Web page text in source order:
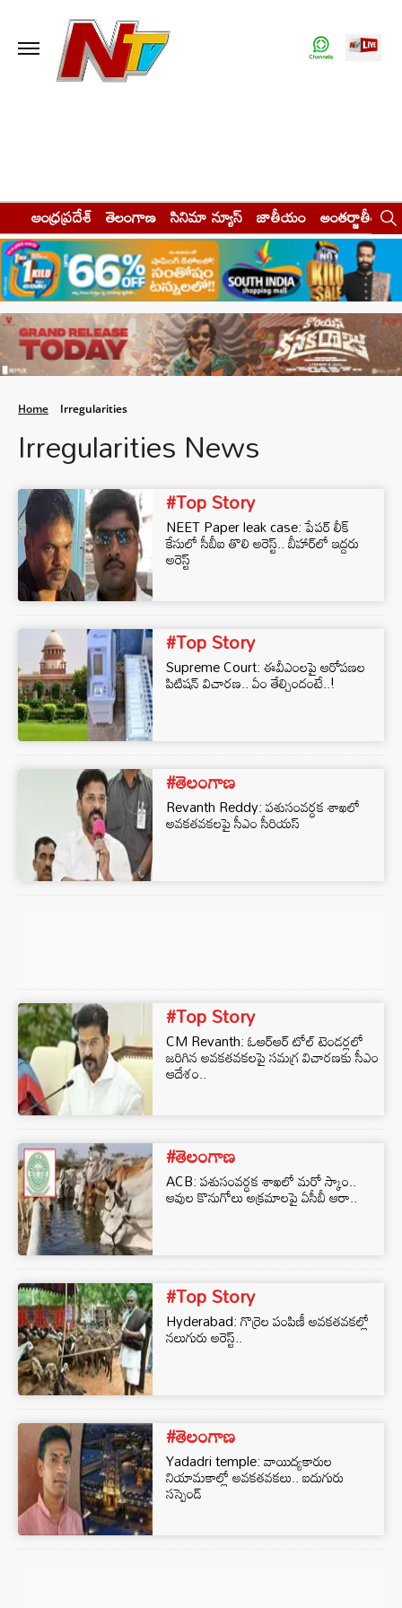
ఆంధ్రప్రదేశ్ తెలంగాణ సినిమా న్యూస్ జాతీయం అంతర్జాతీయం
Home Irregularities
Irregularities News
#Top Story
NEET Paper leak case: పేపర్ లీక్
కేసులో సీబీఐ తొలి అరెస్ట్.. బీహార్‌లో ఇద్దరు
అరెస్ట్
#Top Story
Supreme Court: ఈవీఎంలపై ఆరోపణల
పిటిషన్ విచారణ.. ఏం తేల్చిందంటే..!
#తెలంగాణ
Revanth Reddy: పశుసంవర్ధక శాఖలో
అవకతవకలపై సీఎం సీరియస్
#Top Story
CM Revanth: ఓఆర్ఆర్ టోల్ టెండర్లలో
జరిగిన అవకతవకలపై సమగ్ర విచారణకు సీఎం
ఆదేశం..
#తెలంగాణ
ACB: పశుసంవర్ధక శాఖలో మరో స్కాం..
ఆవుల కొనుగోలు అక్రమాలపై ఏసీబీ ఆరా..
#Top Story
Hyderabad: గొర్రెల పంపిణీ అవకతవకల్లో
నలుగురు అరెస్ట్‌..
#తెలంగాణ
Yadadri temple: వాయిద్యకారుల
నియామకాల్లో అవకతవకలు.. ఐదుగురు
సస్పెండ్